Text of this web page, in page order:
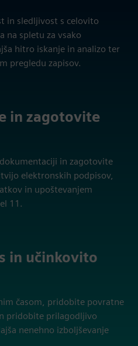
in sledljivost s celovito
na spletu za vsako
hitro iskanje in analizo ter
pregledu zapisov.
in zagotovite
in zagotovite
elektronskih podpisov,
in upoštevanjem
11.
in učinkovito
časom, pridobite povratne
pridobite prilagodljivo
nenehno izboljševanje